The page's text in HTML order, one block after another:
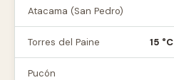
Atacama (San Pedro)
Torres del Paine 15
Pucón